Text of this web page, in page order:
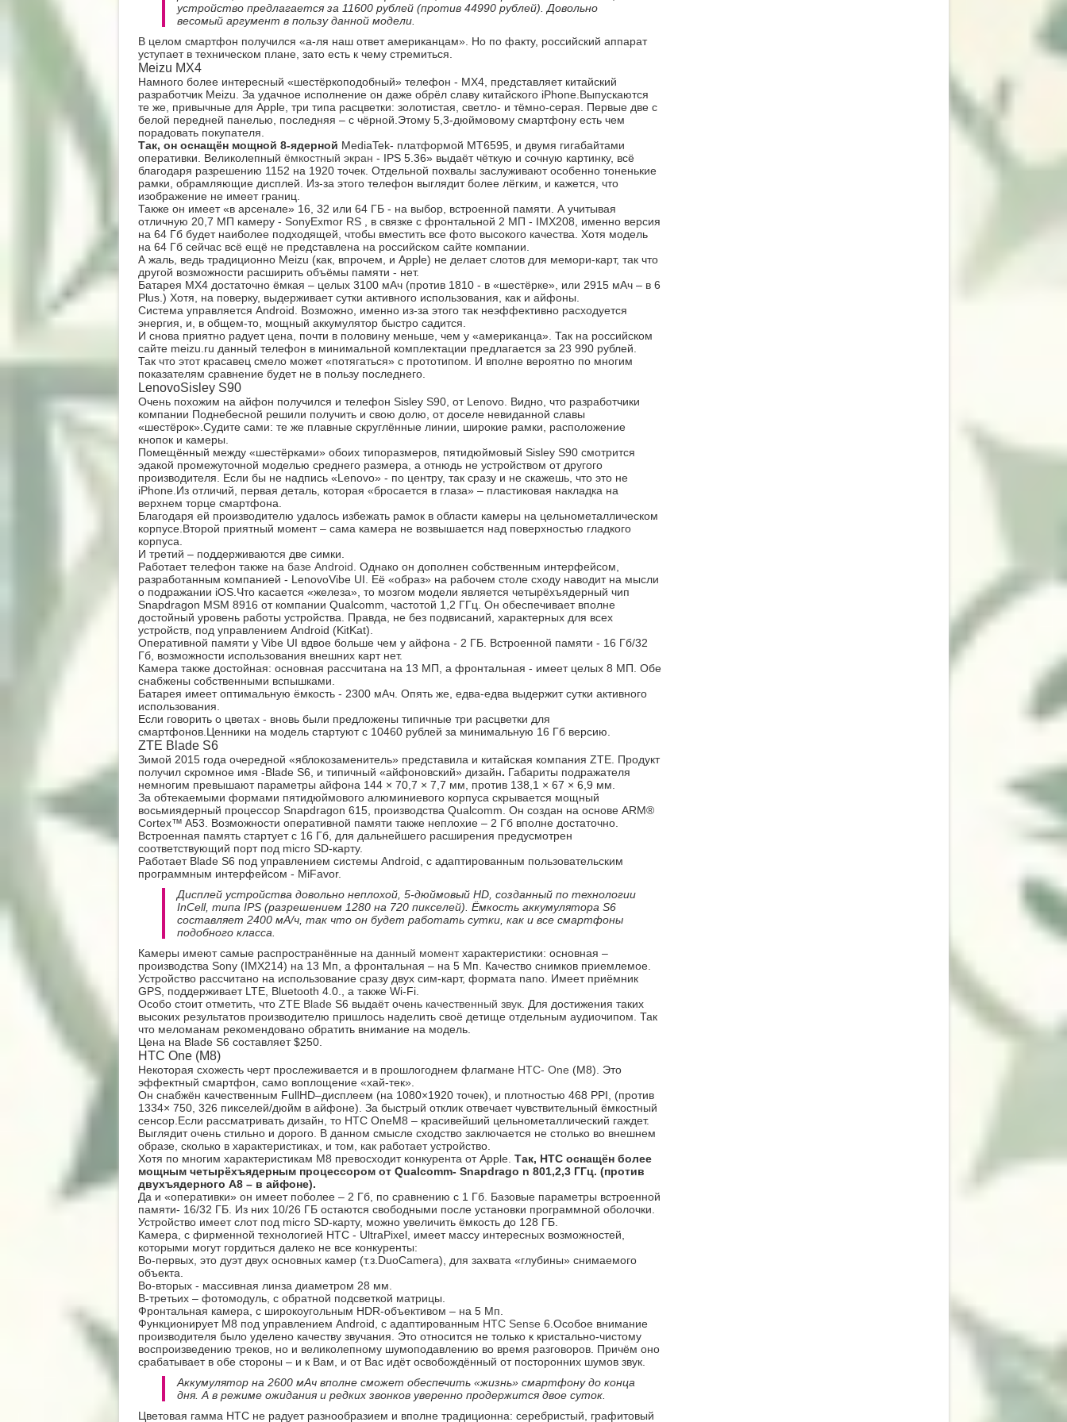
устройство предлагается за 11600 рублей (против 44990 рублей). Довольно
весомый аргумент в пользу данной модели.
В целом смартфон получился «а-ля наш ответ американцам». Но по факту, российский аппарат
уступает в техническом плане, зато есть к чему стремиться.
Meizu MX4
Намного более интересный «шестёркоподобный» телефон - MX4, представляет китайский
разработчик Meizu. За удачное исполнение он даже обрёл славу китайского iPhone.Выпускаются
те же, привычные для Apple, три типа расцветки: золотистая, светло- и тёмно-серая. Первые две с
белой передней панелью, последняя – с чёрной.Этому 5,3-дюймовому смартфону есть чем
порадовать покупателя.
Так, он оснащён мощной 8-ядерной MediaTek- платформой MT6595, и двумя гигабайтами
оперативки. Великолепный ёмкостный экран - IPS 5.36» выдаёт чёткую и сочную картинку, всё
благодаря разрешению 1152 на 1920 точек. Отдельной похвалы заслуживают особенно тоненькие
рамки, обрамляющие дисплей. Из-за этого телефон выглядит более лёгким, и кажется, что
изображение не имеет границ.
Также он имеет «в арсенале» 16, 32 или 64 ГБ - на выбор, встроенной памяти. А учитывая
отличную 20,7 МП камеру - SonyExmor RS , в связке с фронтальной 2 МП - IMX208, именно версия
на 64 Гб будет наиболее подходящей, чтобы вместить все фото высокого качества. Хотя модель
на 64 Гб сейчас всё ещё не представлена на российском сайте компании.
А жаль, ведь традиционно Meizu (как, впрочем, и Apple) не делает слотов для мемори-карт, так что
другой возможности расширить объёмы памяти - нет.
Батарея MX4 достаточно ёмкая – целых 3100 мАч (против 1810 - в «шестёрке», или 2915 мАч – в 6
Plus.) Хотя, на поверку, выдерживает сутки активного использования, как и айфоны.
Система управляется Android. Возможно, именно из-за этого так неэффективно расходуется
энергия, и, в общем-то, мощный аккумулятор быстро садится.
И снова приятно радует цена, почти в половину меньше, чем у «американца». Так на российском
сайте meizu.ru данный телефон в минимальной комплектации предлагается за 23 990 рублей.
Так что этот красавец смело может «потягаться» с прототипом. И вполне вероятно по многим
показателям сравнение будет не в пользу последнего.
LenovoSisley S90
Очень похожим на айфон получился и телефон Sisley S90, от Lenovo. Видно, что разработчики
компании Поднебесной решили получить и свою долю, от доселе невиданной славы
«шестёрок».Судите сами: те же плавные скруглённые линии, широкие рамки, расположение
кнопок и камеры.
Помещённый между «шестёрками» обоих типоразмеров, пятидюймовый Sisley S90 смотрится
эдакой промежуточной моделью среднего размера, а отнюдь не устройством от другого
производителя. Если бы не надпись «Lenovo» - по центру, так сразу и не скажешь, что это не
iPhone.Из отличий, первая деталь, которая «бросается в глаза» – пластиковая накладка на
верхнем торце смартфона.
Благодаря ей производителю удалось избежать рамок в области камеры на цельнометаллическом
корпусе.Второй приятный момент – сама камера не возвышается над поверхностью гладкого
корпуса.
И третий – поддерживаются две симки.
Работает телефон также на базе Android . Однако он дополнен собственным интерфейсом,
разработанным компанией - LenovoVibe UI. Её «образ» на рабочем столе сходу наводит на мысли
о подражании iOS.Что касается «железа», то мозгом модели является четырёхъядерный чип
Snapdragon MSM 8916 от компании Qualcomm, частотой 1,2 ГГц. Он обеспечивает вполне
достойный уровень работы устройства. Правда, не без подвисаний, характерных для всех
устройств, под управлением Android (KitKat).
Оперативной памяти у Vibe UI вдвое больше чем у айфона - 2 ГБ. Встроенной памяти - 16 Гб/32
Гб, возможности использования внешних карт нет.
Камера также достойная: основная рассчитана на 13 МП, а фронтальная - имеет целых 8 МП. Обе
снабжены собственными вспышками.
Батарея имеет оптимальную ёмкость - 2300 мАч. Опять же, едва-едва выдержит сутки активного
использования.
Если говорить о цветах - вновь были предложены типичные три расцветки для
смартфонов.Ценники на модель стартуют с 10460 рублей за минимальную 16 Гб версию.
ZTE Blade S6
Зимой 2015 года очередной «яблокозаменитель» представила и китайская компания ZTE. Продукт
получил скромное имя -Blade S6, и типичный «айфоновский» дизайн. Габариты подражателя
немногим превышают параметры айфона 144 × 70,7 × 7,7 мм, против 138,1 × 67 × 6,9 мм.
За обтекаемыми формами пятидюймового алюминиевого корпуса скрывается мощный
восьмиядерный процессор Snapdragon 615, производства Qualcomm. Он создан на основе ARM®
Cortex™ A53. Возможности оперативной памяти также неплохие – 2 Гб вполне достаточно.
Встроенная память стартует с 16 Гб, для дальнейшего расширения предусмотрен
соответствующий порт под micro SD-карту.
Работает Blade S6 под управлением системы Android, с адаптированным пользовательским
программным интерфейсом - MiFavor.
Дисплей устройства довольно неплохой, 5-дюймовый HD, созданный по технологии
InCell, типа IPS (разрешением 1280 на 720 пикселей). Ёмкость аккумулятора S6
составляет 2400 мА/ч, так что он будет работать сутки, как и все смартфоны
подобного класса.
Камеры имеют самые распространённые на данный моментхарактеристики: основная –
производства Sony (IMX214) на 13 Мп, а фронтальная – на 5 Мп. Качество снимков приемлемое.
Устройство рассчитано на использование сразу двух сим-карт, формата nano. Имеет приёмник
GPS, поддерживает LTE, Bluetooth 4.0., а также Wi-Fi.
Особо стоит отметить, что ZTE Blade S6 выдаёт очень качественный звук. Для достижения таких
высоких результатов производителю пришлось наделить своё детище отдельным аудиочипом. Так
что меломанам рекомендовано обратить внимание на модель.
Цена на Blade S6 составляет $250.
HTC One (M8)
Некоторая схожесть черт прослеживается и в прошлогоднем флагмане HTC- One (M8). Это
эффектный смартфон, само воплощение «хай-тек».
Он снабжён качественным FullHD–дисплеем (на 1080×1920 точек), и плотностью 468 PPI, (против
1334× 750, 326 пикселей/дюйм в айфоне). За быстрый отклик отвечает чувствительный ёмкостный
сенсор.Если рассматривать дизайн, то HTC OneM8 – красивейший цельнометаллический гаждет.
Выглядит очень стильно и дорого. В данном смысле сходство заключается не столько во внешнем
образе, сколько в характеристиках, и том, как работает устройство.
Хотя по многим характеристикам M8 превосходит конкурента от Apple. Так, HTC оснащён более
мощным четырёхъядерным процессором от Qualcomm- Snapdrago n 801,2,3 ГГц. (против
двухъядерного А8 – в айфоне).
Да и «оперативки» он имеет поболее – 2 Гб, по сравнению с 1 Гб. Базовые параметры встроенной
памяти- 16/32 ГБ. Из них 10/26 ГБ остаются свободными после установки программной оболочки.
Устройство имеет слот под micro SD-карту, можно увеличить ёмкость до 128 ГБ.
Камера, с фирменной технологией HTC - UltraPixel, имеет массу интересных возможностей,
которыми могут гордиться далеко не все конкуренты:
Во-первых, это дуэт двух основных камер (т.з.DuoCamera), для захвата «глубины» снимаемого
объекта.
Во-вторых - массивная линза диаметром 28 мм.
В-третьих – фотомодуль, c обратной подсветкой матрицы.
Фронтальная камера, с широкоугольным HDR-объективом – на 5 Мп.
Функционирует M8 под управлением Android, c адаптированным HTC Sense 6.Особое внимание
производителя было уделено качеству звучания. Это относится не только к кристально-чистому
воспроизведению треков, но и великолепному шумоподавлению во время разговоров. Причём оно
срабатывает в обе стороны – и к Вам, и от Вас идёт освобождённый от посторонних шумов звук.
Аккумулятор на 2600 мАч вполне сможет обеспечить «жизнь» смартфону до конца
дня. А в режиме ожидания и редких звонков уверенно продержится двое суток.
Цветовая гамма HTC не радует разнообразием и вполне традиционна: серебристый, графитовый